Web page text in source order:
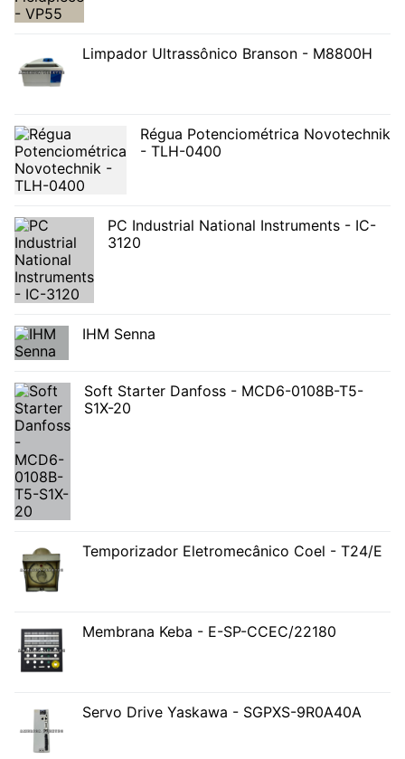
Limpador Ultrassônico Branson - M8800H
Régua Potenciométrica Novotechnik
- TLH-0400
PC Industrial National Instruments - IC-
3120
IHM Senna
Soft Starter Danfoss - MCD6-0108B-T5-
S1X-20
Temporizador Eletromecânico Coel - T24/E
Membrana Keba - E-SP-CCEC/22180
Servo Drive Yaskawa - SGPXS-9R0A40A